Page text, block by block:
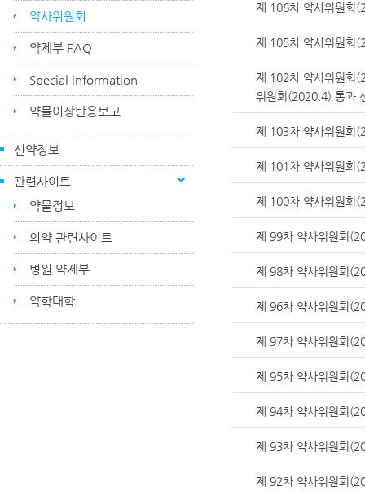
약사위원회
약제부 FAQ
Special information
약물이상반응보고
신약정보
관련사이트
약물정보
의약 관련사이트
병원 약제부
약학대학
제 106차 약사위원회
제 105차 약사위원회
제 102차 약사위원회
위원회(2020.4) 통과
제 103차 약사위원회
제 101차 약사위원회
제 100차 약사위원회
제 99차 약사위원회
제 98차 약사위원회
제 96차 약사위원회
제 97차 약사위원회
제 95차 약사위원회
제 94차 약사위원회
제 93차 약사위원회
제 92차 약사위원회